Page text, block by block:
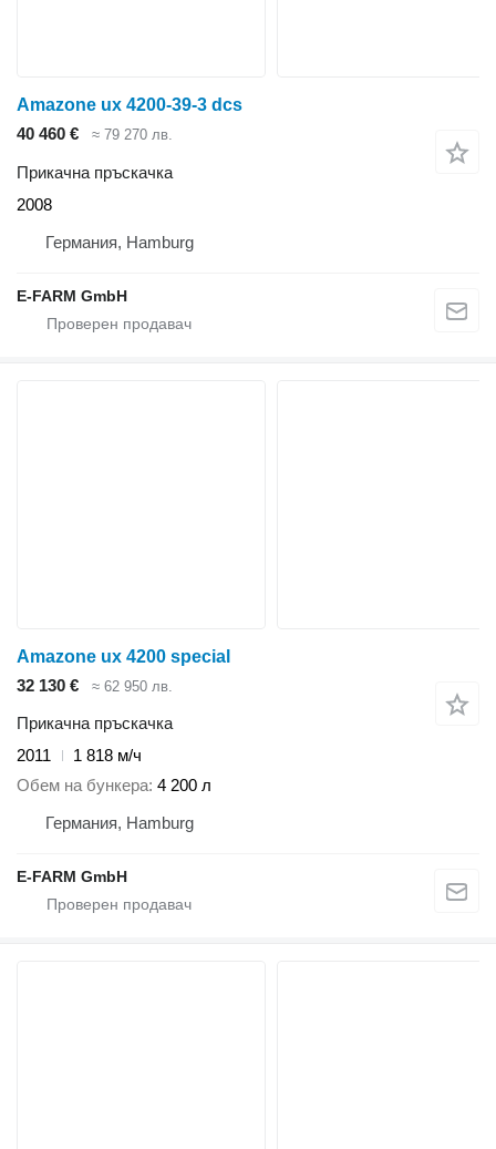
Amazone ux 4200-39-3 dcs
40 460 €
≈ 79 270 лв.
Прикачна пръскачка
2008
Германия, Hamburg
E-FARM GmbH
Amazone ux 4200 special
32 130 €
≈ 62 950 лв.
Прикачна пръскачка
2011
1 818 м/ч
Обем на бункера 4 200 л
Германия, Hamburg
E-FARM GmbH